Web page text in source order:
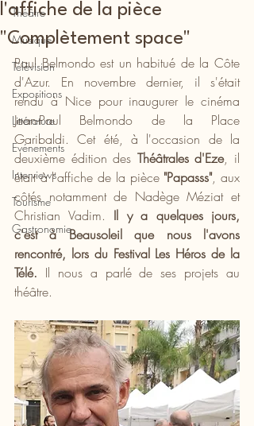
Théâtre
Musique
Télévision
Expositions
Littérature
Evénements
Interviews
Tourisme
Gastronomie
l'affiche de la pièce
"Complètement space"
Paul Belmondo est un habitué de la Côte
d'Azur. En novembre dernier, il s'était
rendu à Nice pour inaugurer le cinéma
Jean-Paul Belmondo de la Place
Garibaldi. Cet été, à l'occasion de la
deuxième édition des Théâtrales d'Eze, il
était à l'affiche de la pièce "Papasss", aux
côtés notamment de Nadège Méziat et
Christian Vadim. Il y a quelques jours,
c'est à Beausoleil que nous l'avons
rencontré, lors du Festival Les Héros de la
Télé. Il nous a parlé de ses projets au
théâtre.